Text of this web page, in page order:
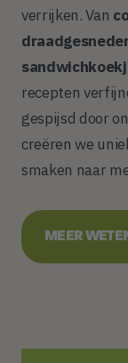
verrijken. Van
recepten
gespijsd door
creëren we
smaken naar
MEER